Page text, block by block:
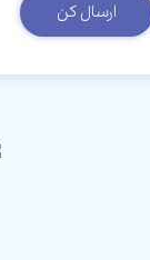
ارسال کن